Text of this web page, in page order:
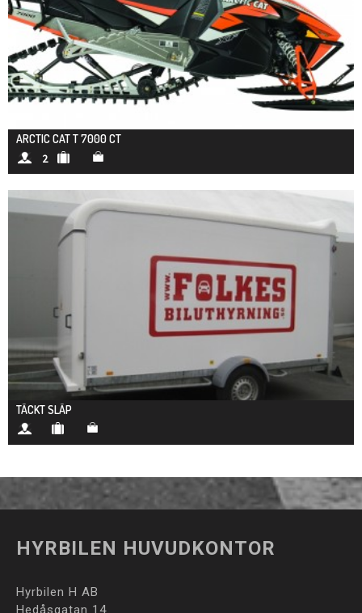
ARCTIC CAT T 7000 CT
2
TÄCKT SLÄP
HYRBILEN HUVUDKONTOR
Hyrbilen H AB
Hedåsgatan 14